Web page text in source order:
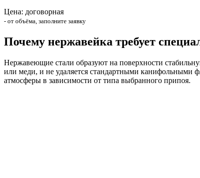
Цена: договорная
- от объёма, заполните заявку
Почему нержавейка требует
Нержавеющие стали образуют на поверхности
или меди, и не удаляется стандартными канифольными
атмосферы в зависимости от типа выбранного припоя.